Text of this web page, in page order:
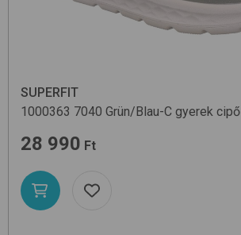
SUPERFIT
1000363 7040 Grün/Blau-C gyerek cipő
28 990 Ft